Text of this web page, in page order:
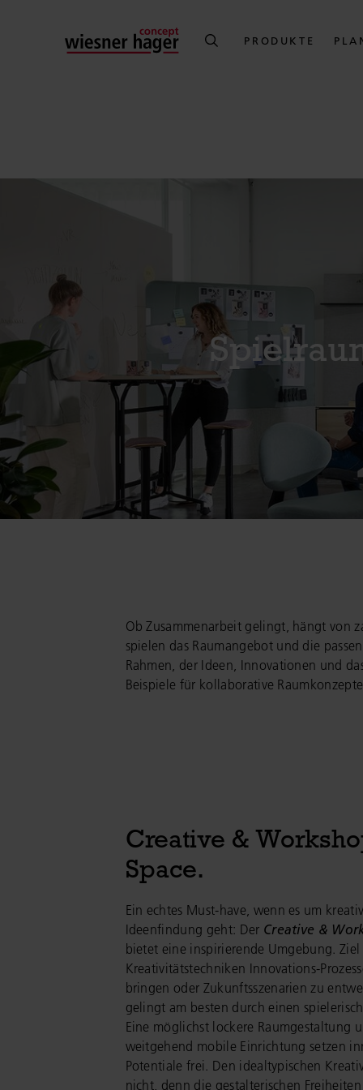
PRODUKTE
Ob Zusammenarbeit gelingt, hängt von
spielen das Raumangebot und die
Rahmen, der Ideen, Innovationen und
Beispiele für kollaborative
Creative &
Space.
Ein echtes Must-have, wenn es um
Ideenfindung geht: Der Creative &
bietet eine inspirierende Umgebung. Ziel
Kreativitätstechniken Innovations-
bringen oder Zukunftsszenarien zu
gelingt am besten durch einen
Eine möglichst lockere Raumgestaltung
weitgehend mobile Einrichtung setzen
Potentiale frei. Den idealtypischen
nicht, denn die gestalterischen Freiheiten